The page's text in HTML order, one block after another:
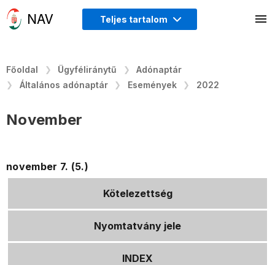
Teljes tartalom
Főoldal Ügyféliránytű
Adónaptár
Általános adónaptár
Események 2022
November
november 7. (5.)
Kötelezettség
Nyomtatvány jele
INDEX